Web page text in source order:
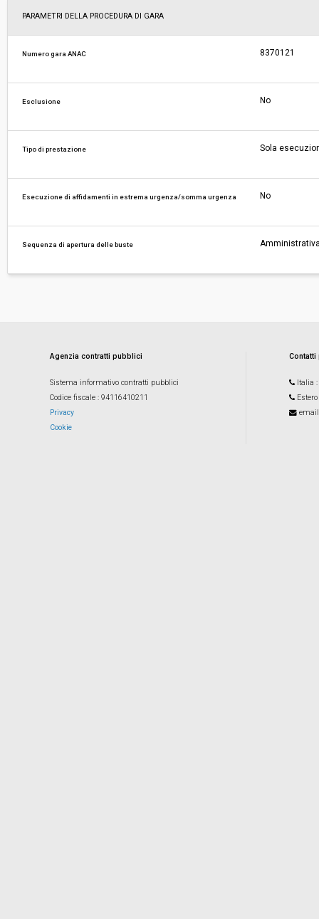
PARAMETRI DELLA PROCEDURA DI GARA
Numero gara ANAC 8370121
Esclusione No
Tipo di prestazione Sola
Esecuzione di affidamenti in estrema urgenza/somma urgenza No
Sequenza di apertura delle buste
Agenzia contratti pubblici
Sistema informativo contratti pubblici
Codice fiscale : 94116410211
Privacy
Cookie
Italia
Estero
email